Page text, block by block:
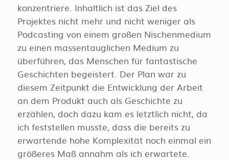
konzentriere. Inhaltlich ist das Ziel des
Projektes nicht mehr und nicht weniger als
Podcasting von einem großen Nischenmedium
zu einen massentauglichen Medium zu
überführen, das Menschen für fantastische
Geschichten begeistert. Der Plan war zu
diesem Zeitpunkt die Entwicklung der Arbeit
an dem Produkt auch als Geschichte zu
erzählen, doch dazu kam es letztlich nicht, da
ich feststellen musste, dass die bereits zu
erwartende hohe Komplexität noch einmal ein
größeres Maß annahm als ich erwartete.